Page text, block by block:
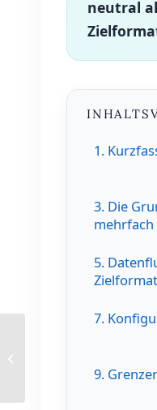
neutral
1.
3. Die
mehrfach
5.
Zielformat
7.
9.
Denkmaschine unserer